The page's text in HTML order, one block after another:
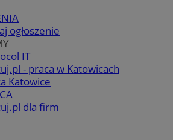
ogłoszenie
IT
- praca w Katowicach
Katowice
dla firm